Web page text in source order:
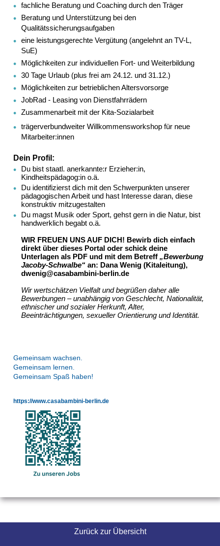
fachliche Beratung und Coaching durch den Träger
Beratung und Unterstützung bei den
Qualitätssicherungsaufgaben
eine leistungsgerechte Vergütung (angelehnt an TV-L,
SuE)
Möglichkeiten zur individuellen Fort- und Weiterbildung
30 Tage Urlaub (plus frei am 24.12. und 31.12.)
Möglichkeiten zur betrieblichen Altersvorsorge
JobRad - Leasing von Dienstfahrrädern
Zusammenarbeit mit der Kita-Sozialarbeit
trägerverbundweiter Willkommensworkshop für neue
Mitarbeiter:innen
Dein Profil:
Du bist staatl. anerkannte:r Erzieher:in,
Kindheitspädagog:in o.ä.
Du identifizierst dich mit den Schwerpunkten unserer
pädagogischen Arbeit und hast Interesse daran, diese
konstruktiv mitzugestalten
Du magst Musik oder Sport, gehst gern in die Natur, bist
handwerklich begabt o.ä.
WIR FREUEN UNS AUF DICH! Bewirb dich einfach
direkt über dieses Portal oder schick deine
Unterlagen als PDF und mit dem Betreff „Bewerbung
Jacoby-Schwalbe“an: Dana Wenig (Kitaleitung),
dwenig@casabambini-berlin.de
Wir wertschätzen Vielfalt und begrüßen daher alle
Bewerbungen – unabhängig von Geschlecht, Nationalität,
ethnischer und sozialer Herkunft, Alter,
Beeinträchtigungen, sexueller Orientierung und Identität.
Gemeinsam wachsen.
Gemeinsam lernen.
Gemeinsam Spaß haben!
https://www.casabambini-berlin.de
Zurück zur Übersicht